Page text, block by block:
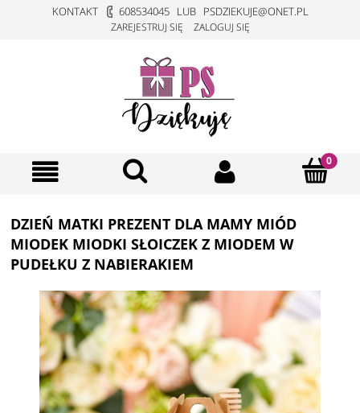
KONTAKT 608534045LUB PSDZIEKUJE@ONET.PL
ZAREJESTRUJ SIĘ ZALOGUJ SIĘ
DZIEŃ MATKI PREZENT DLA MAMY MIÓD
MIODEK MIODKI SŁOICZEK Z MIODEM W
PUDEŁKU Z NABIERAKIEM